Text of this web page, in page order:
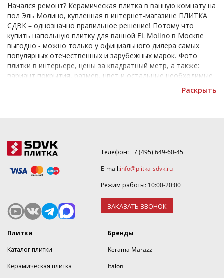
Начался ремонт? Керамическая плитка в ванную комнату на
пол Эль Молино, купленная в интернет-магазине ПЛИТКА
СДВК – однозначно правильное решение! Потому что
купить напольную плитку для ванной EL Molino в Москве
выгодно - можно только у официального дилера самых
популярных отечественных и зарубежных марок. Фото
плитки в интерьере, цены за квадратный метр, а также:
вариант покрытия, размер, цвет и остальные необходимые
описания керамических изделий, присутствуют в каталоге
Раскрыть
Телефон:+7 (495) 649-60-45
E-mail:info@plitka-sdvk.ru
Режим работы: 10:00-20:00
ЗАКАЗАТЬ ЗВОНОК
Плитки
Каталог плитки
Керамическая плитка
Бренды
Kerama Marazzi
Italon